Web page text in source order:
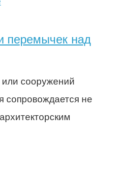
перемычек над
или сооружений
сопровождается не